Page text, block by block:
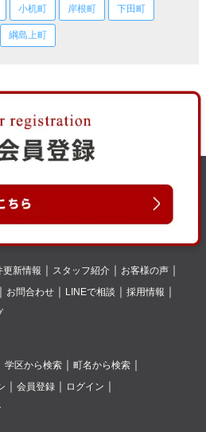
小机町 岸根町 下田町
綱島上町
更新情報 スタッフ紹介
お客様の声
お問合わせ LINEで相談
採用情報
学区から検索
町名から検索
会員登録
ログイン